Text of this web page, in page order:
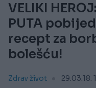
VELIKI
PUTA
recept za
bolešću!
Zdrav život 29.03.18.